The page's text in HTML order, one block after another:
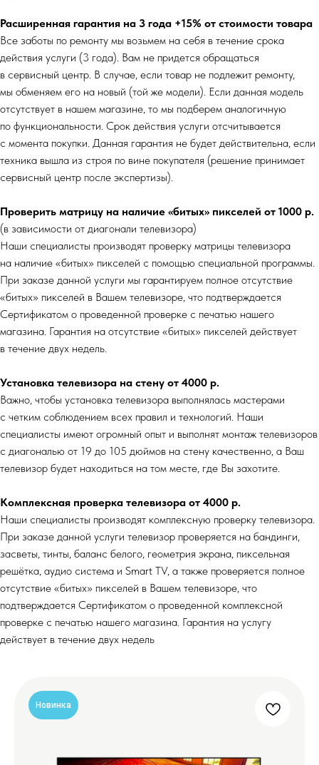
Расширенная гарантия на 3 года +15% от стоимости товара
Все заботы по ремонту мы возьмем на себя в течение срока
действия услуги (3 года). Вам не придется обращаться
в сервисный центр. В случае, если товар не подлежит ремонту,
мы обменяем его на новый (той же модели). Если данная модель
отсутствует в нашем магазине, то мы подберем аналогичную
по функциональности. Срок действия услуги отсчитывается
с момента покупки. Данная гарантия не будет действительна, если
техника вышла из строя по вине покупателя (решение принимает
сервисный центр после экспертизы).
Проверить матрицу на наличие «битых» пикселей от 1000 р.
(в зависимости от диагонали телевизора)
Наши специалисты производят проверку матрицы телевизора
на наличие «битых» пикселей с помощью специальной программы.
При заказе данной услуги мы гарантируем полное отсутствие
«битых» пикселей в Вашем телевизоре, что подтверждается
Сертификатом о проведенной проверке с печатью нашего
магазина. Гарантия на отсутствие «битых» пикселей действует
в течение двух недель.
Установка телевизора на стену от 4000 р.
Важно, чтобы установка телевизора выполнялась мастерами
с четким соблюдением всех правил и технологий. Наши
специалисты имеют огромный опыт и выполнят монтаж телевизоров
с диагональю от 19 до 105 дюймов на стену качественно, а Ваш
телевизор будет находиться на том месте, где Вы захотите.
Комплексная проверка телевизора от 4000 р.
Наши специалисты производят комплексную проверку телевизора.
При заказе данной услуги телевизор проверяется на бандинги,
засветы, тинты, баланс белого, геометрия экрана, пиксельная
решётка, аудио система и Smart TV, а также проверяется полное
отсутствие «битых» пикселей в Вашем телевизоре, что
подтверждается Сертификатом о проведенной комплексной
проверке с печатью нашего магазина. Гарантия на услугу
действует в течение двух недель
Новинка